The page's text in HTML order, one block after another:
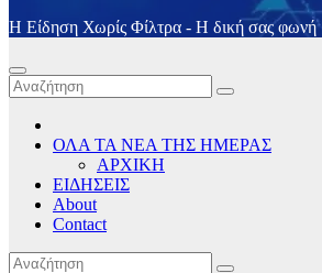
Η Είδηση Χωρίς Φίλτρα - H δική σας φωνή
ΟΛΑ ΤΑ ΝΕΑ ΤΗΣ ΗΜΕΡΑΣ
ΑΡΧΙΚΗ
ΕΙΔΗΣΕΙΣ
About
Contact